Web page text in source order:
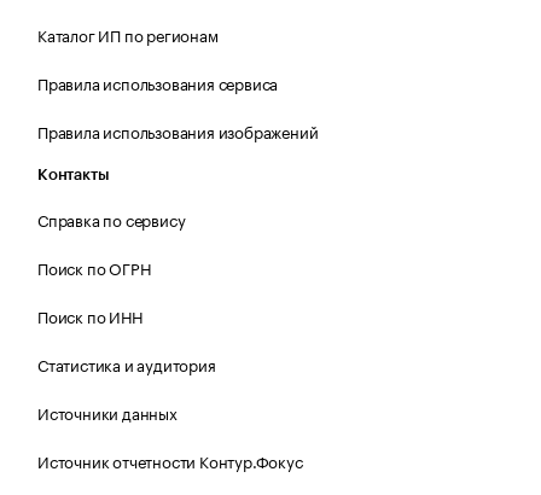
Каталог ИП по регионам
Правила использования сервиса
Правила использования изображений
Контакты
Справка по сервису
Поиск по ОГРН
Поиск по ИНН
Статистика и аудитория
Источники данных
Источник отчетности Контур.Фокус